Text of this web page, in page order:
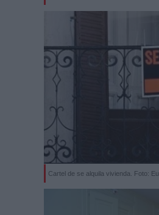
Cartel de se alquila vivienda. Foto: